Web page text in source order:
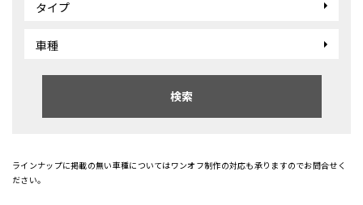
タイプ
車種
検索
ラインナップに掲載の無い車種についてはワンオフ制作の対応も承りますのでお問合せく
ださい。